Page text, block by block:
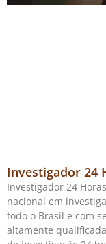
Investigador 24
Investigador 24
nacional em
todo o Brasil e com
altamente